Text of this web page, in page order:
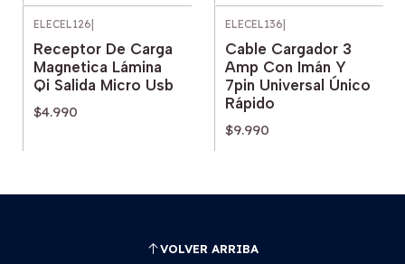
ELECEL126
Receptor De Carga
Magnetica Lámina
Qi Salida Micro Usb
$4.990
ELECEL136
Cable Cargador 3
Amp Con Imán Y
7pin Universal Único
Rápido
$9.990
VOLVER ARRIBA